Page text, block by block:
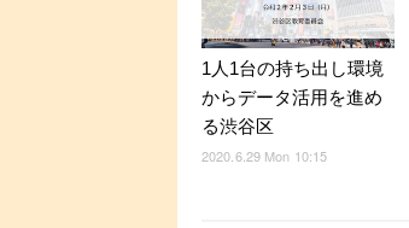
1人1台の持ち出し環境
からデータ活用を進め
る渋谷区
2020.6.29 Mon 10:15